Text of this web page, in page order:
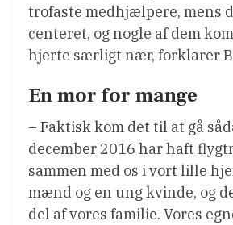
trofaste medhjælpere, mens
centeret, og nogle af dem
hjerte særligt nær, forklarer
En mor for mange
– Faktisk kom det til at gå
december 2016 har haft
sammen med os i vort lille
mænd og en ung kvinde, og
del af vores familie. Vores